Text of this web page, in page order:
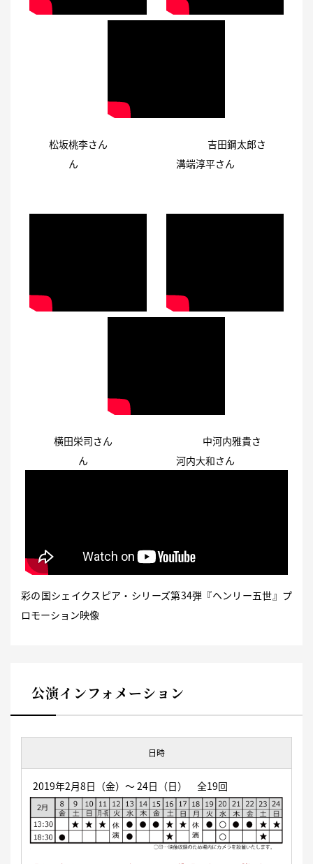
松坂桃李さん 吉田鋼太郎さ
ん 溝端淳平さん
横田栄司さん 中河内雅貴さ
ん 河内大和さん
彩の国シェイクスピア・シリーズ第34弾『ヘンリー五世』プ
ロモーション映像
公演インフォメーション
日時
2019年2月8日（金）〜 24日（日） 全19回